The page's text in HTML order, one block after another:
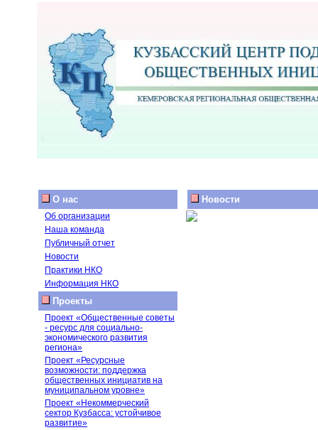
О нас
Об организации
Наша команда
Публичный отчет
Новости
Практики НКО
Информация НКО
Проекты
Проект «Общественные советы
- ресурс для социально-
экономического развития
региона»
Проект «Ресурсные
возможности: поддержка
общественных инициатив на
муниципальном уровне»
Проект «Некоммерческий
сектор Кузбасса: устойчивое
развитие»
Новости